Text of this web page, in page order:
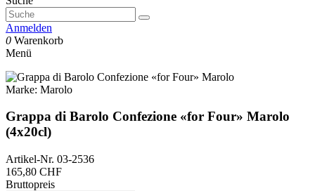
Anmelden
0 Warenkorb
Menü
Marke: Marolo
Grappa di Barolo Confezione «for Four» Marolo
(4x20cl)
Artikel-Nr. 03-2536
165,80 CHF
Bruttopreis